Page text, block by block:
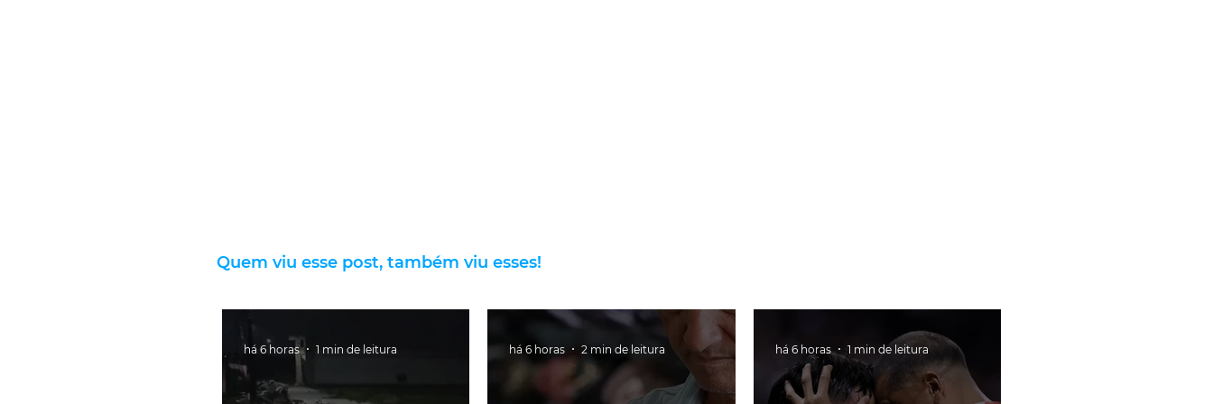
Quem viu esse post, também viu esses!
há 6 horas 1 min de leitura há 6 horas 2 min de leitura há 6 horas 1 min de leitura